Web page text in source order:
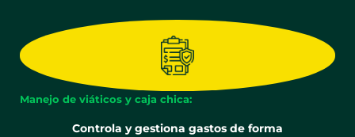
Manejo de viáticos y caja chica:
Controla y gestiona gastos de forma